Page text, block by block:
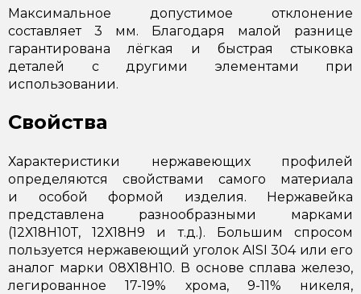
Максимальное допустимое отклонение
составляет 3 мм. Благодаря малой разнице
гарантирована лёгкая и быстрая стыковка
деталей с другими элементами при
использовании.
Свойства
Характеристики нержавеющих профилей
определяются свойствами самого материала
и особой формой изделия. Нержавейка
представлена разнообразными марками
(12Х18Н10Т, 12Х18Н9 и т.д.). Большим спросом
пользуется нержавеющий уголок AISI 304 или его
аналог марки 08Х18Н10. В основе сплава железо,
легированное 17-19% хрома, 9-11% никеля,